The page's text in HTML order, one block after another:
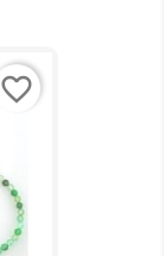
favorite_border